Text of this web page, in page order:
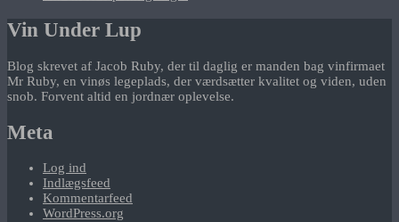
Vin Under Lup
Blog skrevet af Jacob Ruby, der til daglig er manden bag vinfirmaet
Mr Ruby, en vinøs legeplads, der værdsætter kvalitet og viden, uden
snob. Forvent altid en jordnær oplevelse.
Meta
Log ind
Indlægsfeed
Kommentarfeed
WordPress.org